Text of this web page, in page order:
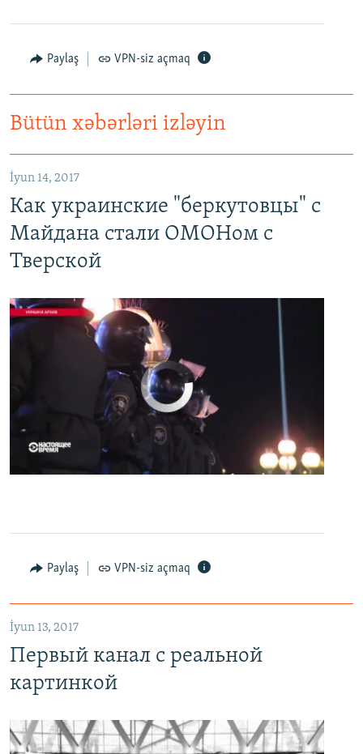
Paylaş VPN-siz açmaq
Bütün xəbərləri izləyin
İyun 14, 2017
Как украинские "беркутовцы" с
Майдана стали ОМОНом с
Тверской
No media source currently available
Paylaş VPN-siz açmaq
İyun 13, 2017
Первый канал с реальной
картинкой
EMBED